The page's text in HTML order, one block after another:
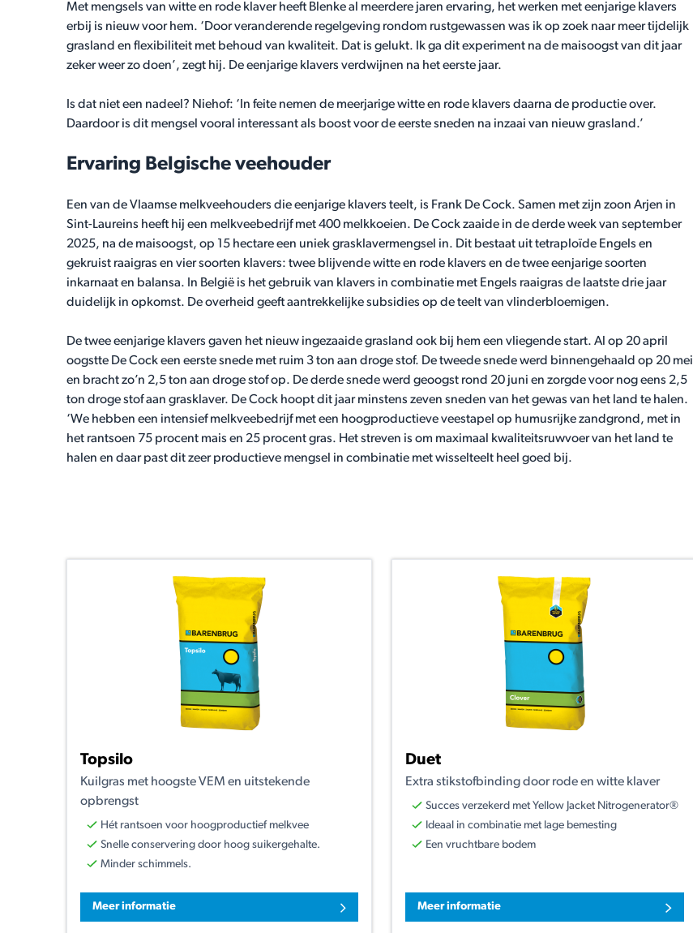
Met mengsels van witte en rode klaver heeft Blenke al meerdere jaren ervaring, het werken met eenjarige klavers
erbij is nieuw voor hem. ‘Door veranderende regelgeving rondom rustgewassen was ik op zoek naar meer tijdelijk
grasland en flexibiliteit met behoud van kwaliteit. Dat is gelukt. Ik ga dit experiment na de maisoogst van dit jaar
zeker weer zo doen’, zegt hij. De eenjarige klavers verdwijnen na het eerste jaar.
Is dat niet een nadeel? Niehof: ‘In feite nemen de meerjarige witte en rode klavers daarna de productie over.
Daardoor is dit mengsel vooral interessant als boost voor de eerste sneden na inzaai van nieuw grasland.’
Ervaring Belgische veehouder
Een van de Vlaamse melkveehouders die eenjarige klavers teelt, is Frank De Cock. Samen met zijn zoon Arjen in
Sint-Laureins heeft hij een melkveebedrijf met 400 melkkoeien. De Cock zaaide in de derde week van september
2025, na de maisoogst, op 15 hectare een uniek grasklavermengsel in. Dit bestaat uit tetraploïde Engels en
gekruist raaigras en vier soorten klavers: twee blijvende witte en rode klavers en de twee eenjarige soorten
inkarnaat en balansa. In België is het gebruik van klavers in combinatie met Engels raaigras de laatste drie jaar
duidelijk in opkomst. De overheid geeft aantrekkelijke subsidies op de teelt van vlinderbloemigen.
De twee eenjarige klavers gaven het nieuw ingezaaide grasland ook bij hem een vliegende start. Al op 20 april
oogstte De Cock een eerste snede met ruim 3 ton aan droge stof. De tweede snede werd binnengehaald op 20 mei
en bracht zo’n 2,5 ton aan droge stof op. De derde snede werd geoogst rond 20 juni en zorgde voor nog eens 2,5
ton droge stof aan grasklaver. De Cock hoopt dit jaar minstens zeven sneden van het gewas van het land te halen.
‘We hebben een intensief melkveebedrijf met een hoogproductieve veestapel op humusrijke zandgrond, met in
het rantsoen 75 procent mais en 25 procent gras. Het streven is om maximaal kwaliteitsruwvoer van het land te
halen en daar past dit zeer productieve mengsel in combinatie met wisselteelt heel goed bij.
Topsilo
Kuilgras met hoogste VEM en uitstekende
opbrengst
Hét rantsoen voor hoogproductief melkvee
Snelle conservering door hoog suikergehalte.
Minder schimmels.
Meer informatie
Duet
Extra stikstofbinding door rode en witte klaver
Succes verzekerd met Yellow Jacket Nitrogenerator®
Ideaal in combinatie met lage bemesting
Een vruchtbare bodem
Meer informatie